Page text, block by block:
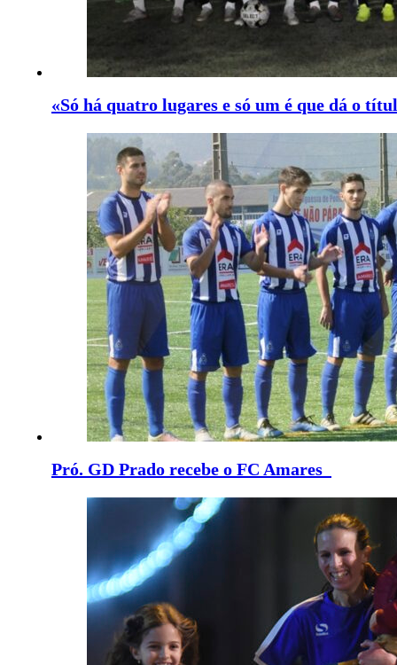
«Só há quatro lugares e só um é que dá o
Pró. GD Prado recebe o FC Amares